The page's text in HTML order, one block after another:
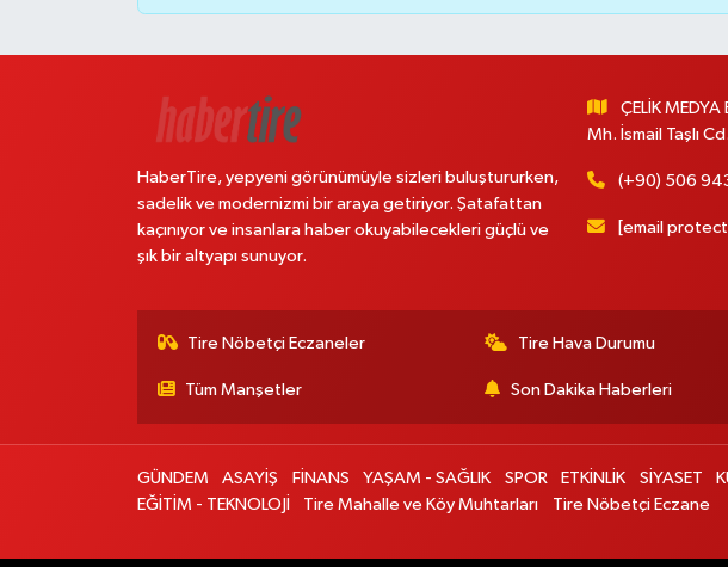
HaberTire, yepyeni görünümüyle sizleri buluştururken,
sadelik ve modernizmi bir araya getiriyor. Şatafattan
kaçınıyor ve insanlara haber okuyabilecekleri güçlü ve
şık bir altyapı sunuyor.
ÇELİK MEDYA
Mh. İsmail Taşlı
(+90) 506
[email
Tire Nöbetçi Eczaneler Tire Hava Durumu
Tüm Manşetler Son Dakika Haberleri
GÜNDEM ASAYİŞ FİNANS YAŞAM - SAĞLIK SPOR ETKİNLİK SİYASET
EĞİTİM - TEKNOLOJİ
Tire Mahalle ve Köy Muhtarları Tire Nöbetçi Eczane